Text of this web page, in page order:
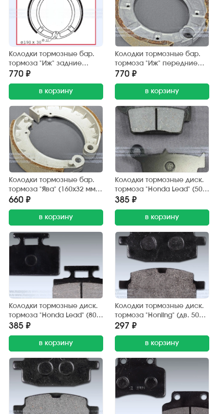
Колодки тормозные бар.
тормоза "Иж" задние
(190х30 мм.) Китай (2 шт.)
770 ₽
в корзину
Колодки тормозные бар.
тормоза "Иж" передние
(190х30 мм.) Китай (2 шт.)
770 ₽
в корзину
Колодки тормозные бар.
тормоза "Ява" (160х32 мм.)
передние (2 шт.) Китай
660 ₽
в корзину
Колодки тормозные диск.
тормоза "Honda Lead" (50,
90 см3) Китай
385 ₽
в корзину
Колодки тормозные диск.
тормоза "Honda Lead" (80
см3) Китай (2 шт.) до 1990
г/в
385 ₽
в корзину
Колодки тормозные диск.
тормоза "Honling" (дв. 50
см3), "Yamaha Jog" (2 шт.)
JP
297 ₽
в корзину